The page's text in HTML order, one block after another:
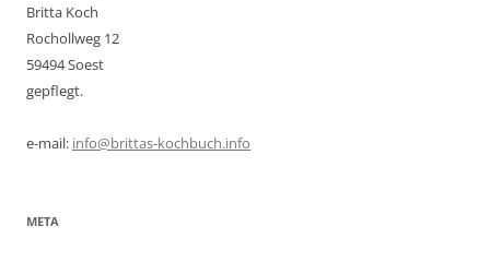
Britta Koch
Rochollweg 12
59494 Soest
gepflegt.
e-mail: info@brittas-kochbuch.info
META